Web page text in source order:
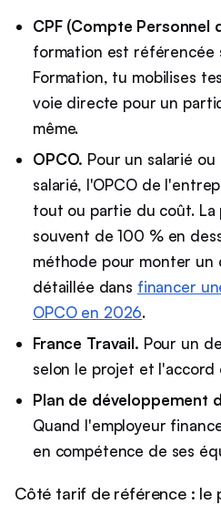
CPF (Compte Personnel
formation est référencée
Formation, tu mobilises
voie directe pour un
même.
OPCO. Pour un salarié
salarié, l'OPCO de
tout ou partie du coût. La
souvent de 100 % en
méthode pour monter un
détaillée dans financer
OPCO en 2026.
France Travail. Pour un
selon le projet et l'accord
Plan de développement
Quand l'employeur
en compétence de ses
Côté tarif de référence : le